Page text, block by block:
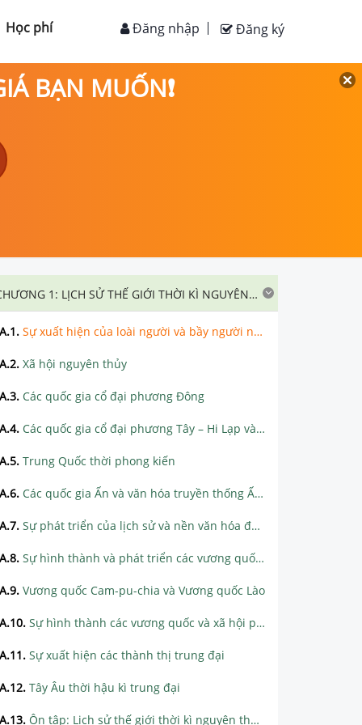
Học phí Đăng ký
Đăng nhập
BẠN MUỐN❗
CHƯƠNG 1: LỊCH SỬ THẾ GIỚI THỜI KÌ NGUYÊN THỦY, CỔ ĐẠI VÀ TRUNG ĐẠI
A.1. Sự xuất hiện của loài người và bầy người nguyên thủy
A.2. Xã hội nguyên thủy
A.3. Các quốc gia cổ đại phương Đông
A.4. Các quốc gia cổ đại phương Tây – Hi Lạp và Rôma
A.5. Trung Quốc thời phong kiến
A.6. Các quốc gia Ấn và văn hóa truyền thống Ấn Độ
A.7. Sự phát triển của lịch sử và nền văn hóa đa dạng của Ấn Độ
A.8. Sự hình thành và phát triển các vương quốc chính ở Đông Nam Á
A.9. Vương quốc Cam-pu-chia và Vương quốc Lào
A.10. Sự hình thành các vương quốc và xã hội phong kiến Tây Âu
A.11. Sự xuất hiện các thành thị trung đại
A.12. Tây Âu thời hậu kì trung đại
A.13. Ôn tập: Lịch sử thế giới thời kì nguyên thủy, cổ đại và trung đại